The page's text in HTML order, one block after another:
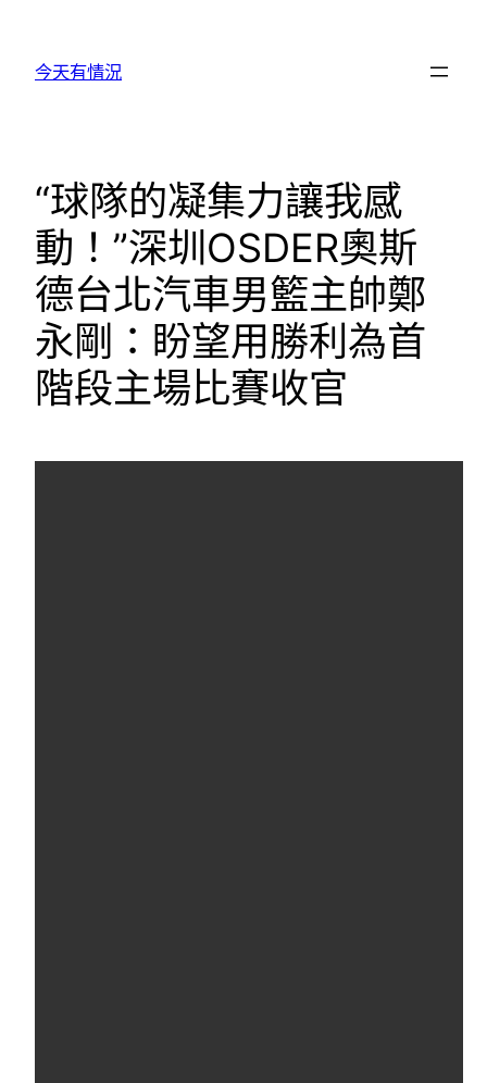
今天有情況
“球隊的凝集力讓我感
動！”深圳OSDER奧斯
德台北汽車男籃主帥鄭
永剛：盼望用勝利為首
階段主場比賽收官